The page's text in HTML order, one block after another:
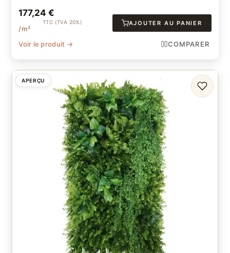
177,24€
TTC (TVA 20%)
/m²
AJOUTER AU PANIER
Voir le produit → COMPARER
APERÇU